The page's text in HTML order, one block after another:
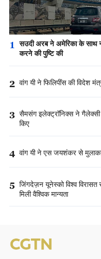
1
सउदी अरब ने अमेरिका के साथ
करने की पुष्टि की
2 वांग यी ने फिलिपींस की विदेश
3 सैमसंग इलेक्ट्रॉनिक्स ने गैलेक्सी
किए
4 वांग यी ने एस जयशंकर से
5 जिंगदेज़न यूनेस्को विश्व विरासत
मिली वैश्विक मान्यता